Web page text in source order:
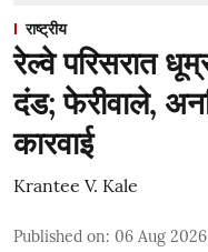
राष्ट्रीय
रेल्वे परिसरात
दंड; फेरीवाले,
कारवाई
Krantee V. Kale
Published on: 06 Aug